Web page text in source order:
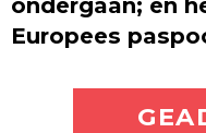
Europees